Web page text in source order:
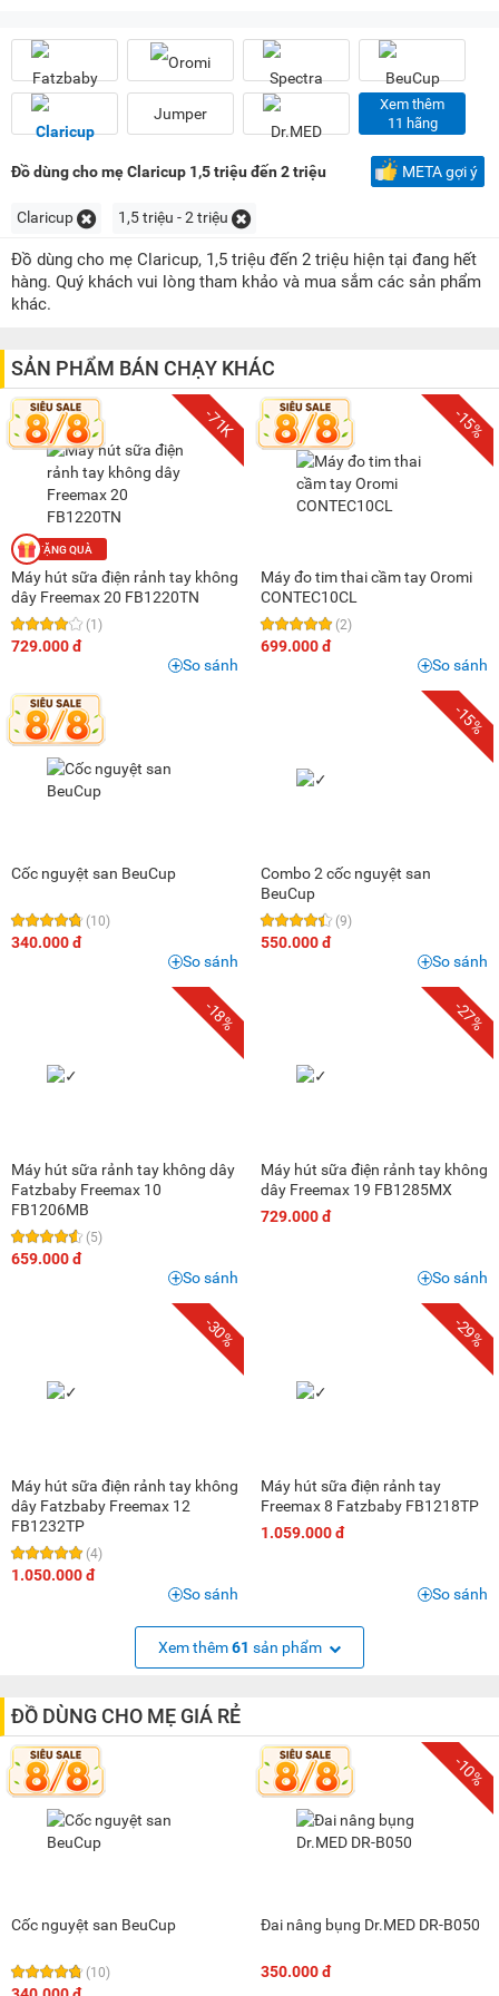
200K - 500K
500K - 1 triệu
1 triệu - 1,5 triệu (19)
1,5 triệu - 2 triệu (4)
3 triệu - 5 triệu
5 triệu - 8 triệu (3)
Jumper
Xem thêm
11 hãng
Đồ dùng cho mẹ Claricup 1,5 triệu đến 2 triệu META gợi ý
Claricup 1,5 triệu - 2 triệu
Đồ dùng cho mẹ Claricup, 1,5 triệu đến 2 triệu hiện tại đang hết
hàng. Quý khách vui lòng tham khảo và mua sắm các sản phẩm
khác.
SẢN PHẨM BÁN CHẠY KHÁC
-71K
Máy hút sữa điện rảnh tay không
dây Freemax 20 FB1220TN
(1)
729.000 đ
So sánh
-15%
Máy đo tim thai cầm tay Oromi
CONTEC10CL
(2)
699.000 đ
So sánh
Cốc nguyệt san BeuCup
(10)
340.000 đ
So sánh
-15%
Combo 2 cốc nguyệt san
BeuCup
(9)
550.000 đ
So sánh
-18%
Máy hút sữa rảnh tay không dây
Fatzbaby Freemax 10
FB1206MB
(5)
659.000 đ
So sánh
-27%
Máy hút sữa điện rảnh tay không
dây Freemax 19 FB1285MX
729.000 đ
So sánh
-30%
Máy hút sữa điện rảnh tay không
dây Fatzbaby Freemax 12
FB1232TP
(4)
1.050.000 đ
So sánh
-29%
Máy hút sữa điện rảnh tay
Freemax 8 Fatzbaby FB1218TP
1.059.000 đ
So sánh
Xem thêm61 sản phẩm
ĐỒ DÙNG CHO MẸ GIÁ RẺ
Cốc nguyệt san BeuCup
(10)
-10%
Đai nâng bụng Dr.MED DR-B050
350.000 đ